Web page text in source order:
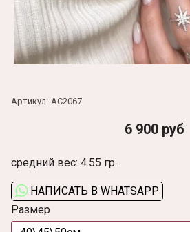
Артикул: AC2067
6 900 руб
средний вес: 4.55 гр.
НАПИСАТЬ В WHATSAPP
Размер